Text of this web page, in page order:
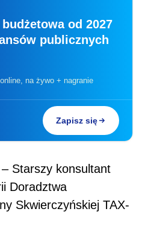
od 2027
publicznych
online, na żywo + nagranie
Zapisz się
Starszy konsultant
Doradztwa
Skwierczyńskiej TAX-